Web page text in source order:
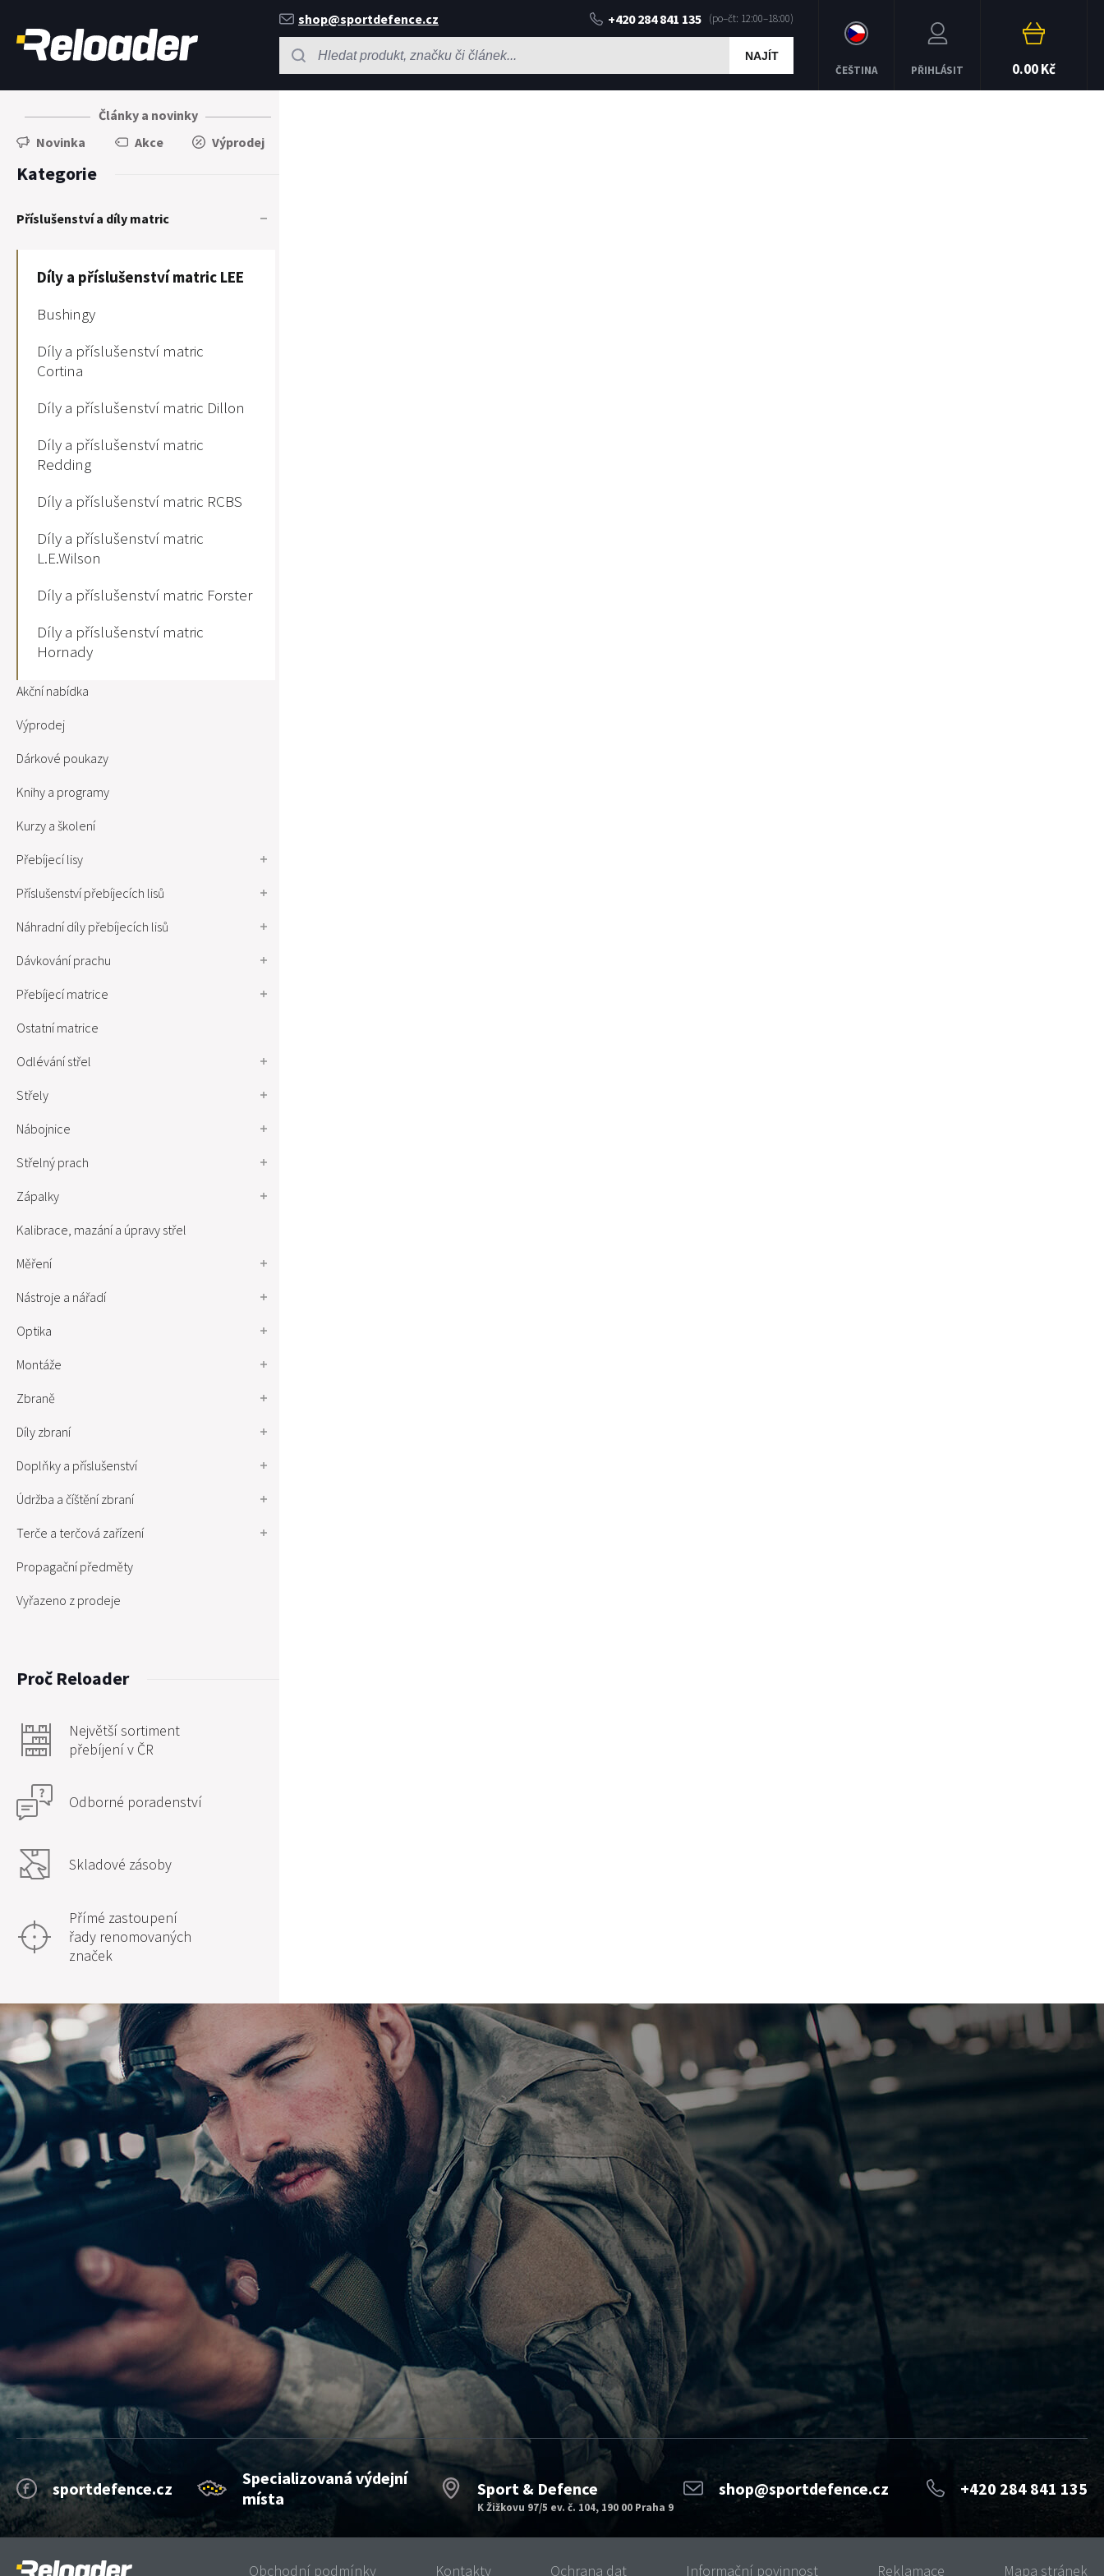
shop@sportdefence.cz +420 284 841 135
NAJÍT
ČEŠTINA PŘIHLÁSIT 0.00 Kč
Články a novinky
Novinka
Akce Výprodej
Kategorie
Příslušenství a díly matric
Díly a příslušenství matric LEE
Bushingy
Díly a příslušenství matric
Cortina
Díly a příslušenství matric Dillon
Díly a příslušenství matric
Redding
Díly a příslušenství matric RCBS
Díly a příslušenství matric
L.E.Wilson
Díly a příslušenství matric Forster
Díly a příslušenství matric
Hornady
Akční nabídka
Výprodej
Dárkové poukazy
Knihy a programy
Kurzy a školení
Přebíjecí lisy
Příslušenství přebíjecích lisů
Náhradní díly přebíjecích lisů
Dávkování prachu
Přebíjecí matrice
Ostatní matrice
Odlévání střel
Střely
Nábojnice
Střelný prach
Zápalky
Kalibrace, mazání a úpravy střel
Měření
Nástroje a nářadí
Optika
Montáže
Zbraně
Díly zbraní
Doplňky a příslušenství
Údržba a číštění zbraní
Terče a terčová zařízení
Propagační předměty
Vyřazeno z prodeje
Proč Reloader
Největší sortiment
přebíjení v ČR
Odborné poradenství
Skladové zásoby
Přímé zastoupení
řady renomovaných
značek
sportdefence.cz
Specializovaná výdejní
místa
Sport & Defence
K Žižkovu 97/5 ev. č. 104, 190 00 Praha 9
shop@sportdefence.cz +420 284 841 135
Obchodní podmínky Kontakty Ochrana dat Informační povinnost Reklamace Mapa stránek